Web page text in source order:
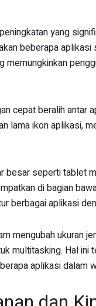
yang
beberapa
memungkinkan
cepat beralih antar
lama ikon aplikasi,
besar seperti tablet
di bagian
berbagai aplikasi
mengubah ukuran
multitasking. Hal ini
aplikasi dalam